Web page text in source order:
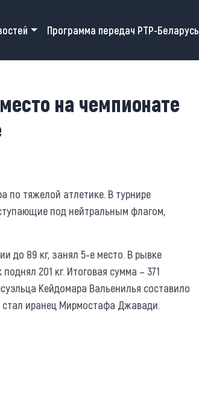
Программа передач РТР-Беларусь
на чемпионате
по тяжелой атлетике. В турнире
под нейтральным флагом,
до 89 кг, занял 5-е место. В рывке
201 кг. Итоговая сумма – 371
Кейдомара Вальенилья составило
стал иранец Мирмостафа Джавади.